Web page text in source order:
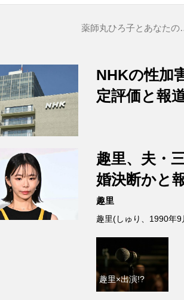
薬師丸ひろ子とあなた
NHKの性加
定評価と報
趣里、夫・
婚決断かと
趣里
趣里(しゅり、1990年9
趣里×出演!?